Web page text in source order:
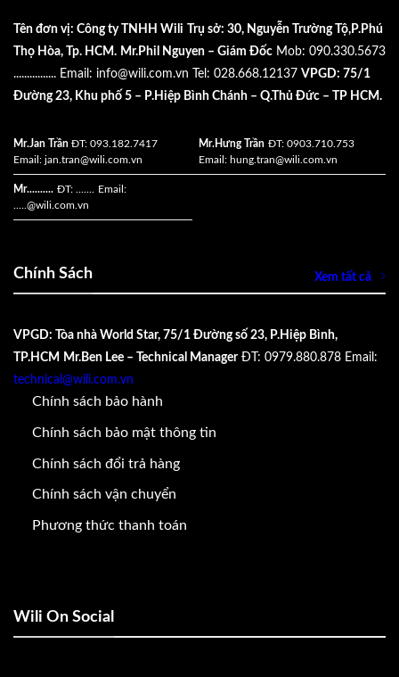
Tên đơn vị: Công ty TNHH Wili
Trụ sở: 30, Nguyễn Trường Tộ,P.Phú
Thọ Hòa, Tp. HCM. Mr.Phil Nguyen – Giám Đốc Mob: 090.330.5673
................ Email: info@wili.com.vn Tel: 028.668.12137 VPGD: 75/1
Đường 23, Khu phố 5 – P.Hiệp Bình Chánh – Q.Thủ Đức – TP HCM.
Mr.Jan Trần ĐT: 093.182.7417
Email: jan.tran@wili.com.vn
Mr.Hưng Trần ĐT: 0903.710.753
Email: hung.tran@wili.com.vn
Mr.......... ĐT: ....... Email:
.....@wili.com.vn
Chính Sách Xem tất cả
VPGD: Tòa nhà World Star, 75/1 Đường số 23, P.Hiệp Bình,
TP.HCM Mr.Ben Lee – Technical Manager ĐT: 0979.880.878 Email:
technical@wili.com.vn
Chính sách bảo hành
Chính sách bảo mật thông tin
Chính sách đổi trả hàng
Chính sách vận chuyển
Phương thức thanh toán
Wili On Social